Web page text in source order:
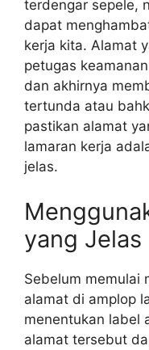
terdengar sepele,
dapat
kerja kita. Alamat
petugas
dan akhirnya
tertunda atau
pastikan alamat
lamaran kerja
jelas.
yang Jelas
Sebelum memulai
alamat di amplop
menentukan label
alamat tersebut